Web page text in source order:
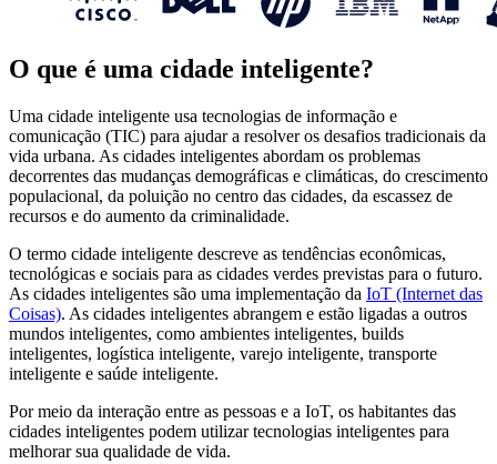
O que é uma cidade inteligente?
Uma cidade inteligente usa tecnologias de informação e
comunicação (TIC) para ajudar a resolver os desafios tradicionais da
vida urbana. As cidades inteligentes abordam os problemas
decorrentes das mudanças demográficas e climáticas, do crescimento
populacional, da poluição no centro das cidades, da escassez de
recursos e do aumento da criminalidade.
O termo cidade inteligente descreve as tendências econômicas,
tecnológicas e sociais para as cidades verdes previstas para o futuro.
As cidades inteligentes são uma implementação da IoT (Internet das
Coisas). As cidades inteligentes abrangem e estão ligadas a outros
mundos inteligentes, como ambientes inteligentes, builds
inteligentes, logística inteligente, varejo inteligente, transporte
inteligente e saúde inteligente.
Por meio da interação entre as pessoas e a IoT, os habitantes das
cidades inteligentes podem utilizar tecnologias inteligentes para
melhorar sua qualidade de vida.